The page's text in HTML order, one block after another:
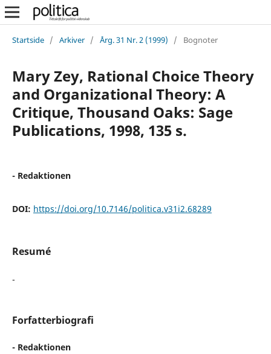
Startside / Arkiver / Årg. 31 Nr. 2 (1999) / Bognoter
Mary Zey, Rational Choice Theory
and Organizational Theory: A
Critique, Thousand Oaks: Sage
Publications, 1998, 135 s.
- Redaktionen
DOI: https://doi.org/10.7146/politica.v31i2.68289
Resumé
-
Forfatterbiografi
- Redaktionen